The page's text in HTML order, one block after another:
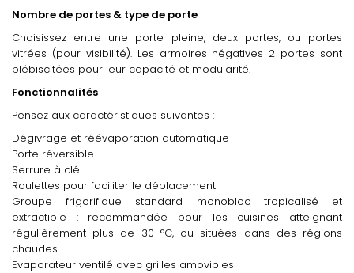
Nombre de portes & type de porte
Choisissez entre une porte pleine, deux portes, ou portes
vitrées (pour visibilité). Les armoires négatives 2 portes sont
plébiscitées pour leur capacité et modularité.
Fonctionnalités
Pensez aux caractéristiques suivantes :
Dégivrage et réévaporation automatique
Porte réversible
Serrure à clé
Roulettes pour faciliter le déplacement
Groupe frigorifique standard monobloc tropicalisé et
extractible : recommandée pour les cuisines atteignant
régulièrement plus de 30 °C, ou situées dans des régions
chaudes
Evaporateur ventilé avec grilles amovibles